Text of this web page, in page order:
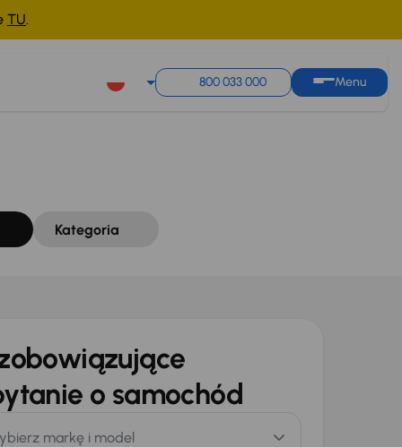
TU.
800 033 000 Menu
Kategoria
o samochód
markę i model